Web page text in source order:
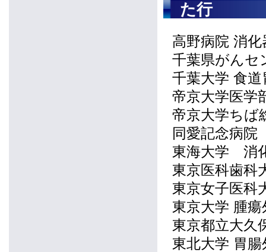
た行
高野病院 消化
千葉県がんセ
千葉大学 食道
帝京大学医学
帝京大学ちば
同愛記念病
東海大学 消
東京医科歯科
東京女子医科
東京大学 腫瘍
東京都立大久
東北大学 胃腸